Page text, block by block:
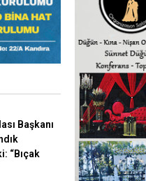
Başkanı
“Bıçak